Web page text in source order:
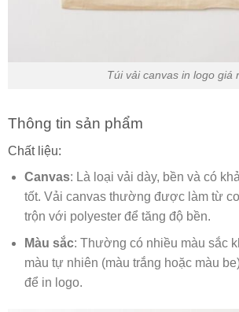
Túi vải canvas in logo giá
Thông tin sản phẩm
Chất liệu:
Canvas: Là loại vải dày, bền và có
tốt. Vải canvas thường được làm từ
trộn với polyester để tăng độ bền.
Màu sắc: Thường có nhiều màu sắc
màu tự nhiên (màu trắng hoặc màu
để in logo.